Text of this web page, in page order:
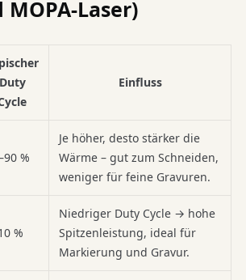
MOPA-Laser)
Duty
Einfluss
%
Je höher, desto stärker die
Wärme – gut zum Schneiden,
weniger für feine Gravuren.
%
Niedriger Duty Cycle → hohe
Spitzenleistung, ideal für
Markierung und Gravur.